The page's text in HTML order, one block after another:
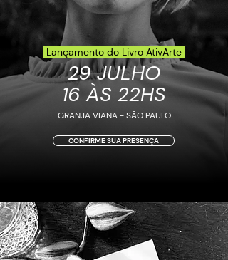
Lançamento do Livro AtivArte
29 JULHO
16 ÀS 22HS
GRANJA VIANA - SÃO PAULO
CONFIRME SUA PRESENÇA